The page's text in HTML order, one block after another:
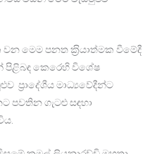
වන මෙම පනත ක‍්‍රියාත්මක වීමේදී
පිළිබඳ කෙරෙහි විශේෂ
ප‍්‍රාදේශීය මාධ්‍යවේදීන්ට
පවතින ගැටළු සඳහා